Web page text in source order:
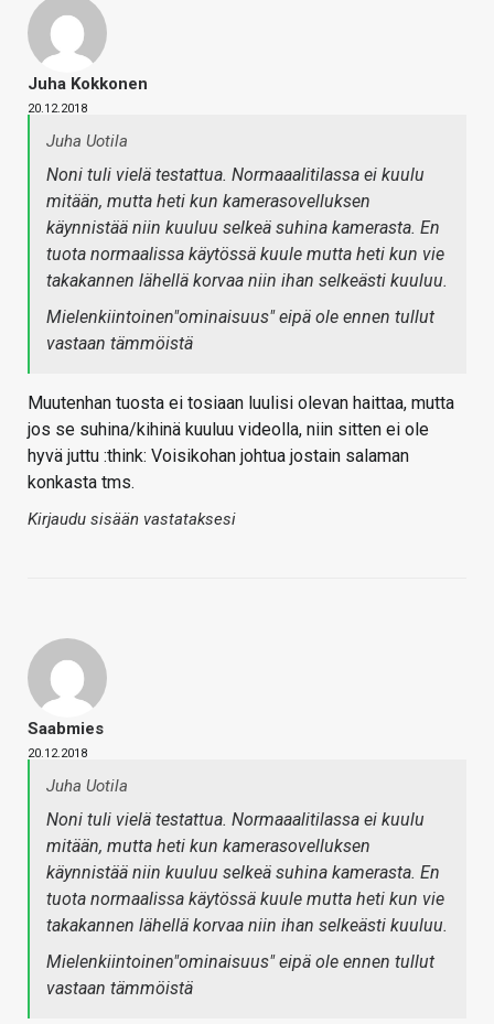
Juha Kokkonen
20.12.2018
Juha Uotila
Noni tuli vielä testattua. Normaaalitilassa ei kuulu
mitään, mutta heti kun kamerasovelluksen
käynnistää niin kuuluu selkeä suhina kamerasta. En
tuota normaalissa käytössä kuule mutta heti kun vie
takakannen lähellä korvaa niin ihan selkeästi kuuluu.
Mielenkiintoinen"ominaisuus" eipä ole ennen tullut
vastaan tämmöistä
Muutenhan tuosta ei tosiaan luulisi olevan haittaa, mutta
jos se suhina/kihinä kuuluu videolla, niin sitten ei ole
hyvä juttu :think: Voisikohan johtua jostain salaman
konkasta tms.
Kirjaudu sisään vastataksesi
Saabmies
20.12.2018
Juha Uotila
Noni tuli vielä testattua. Normaaalitilassa ei kuulu
mitään, mutta heti kun kamerasovelluksen
käynnistää niin kuuluu selkeä suhina kamerasta. En
tuota normaalissa käytössä kuule mutta heti kun vie
takakannen lähellä korvaa niin ihan selkeästi kuuluu.
Mielenkiintoinen"ominaisuus" eipä ole ennen tullut
vastaan tämmöistä